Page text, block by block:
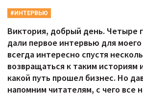
#ИНТЕРВЬЮ
Виктория, добрый день. Четыре
дали первое интервью для
всегда интересно спустя
возвращаться к таким историям
какой путь прошел бизнес. Но
напомним читателям, с чего все